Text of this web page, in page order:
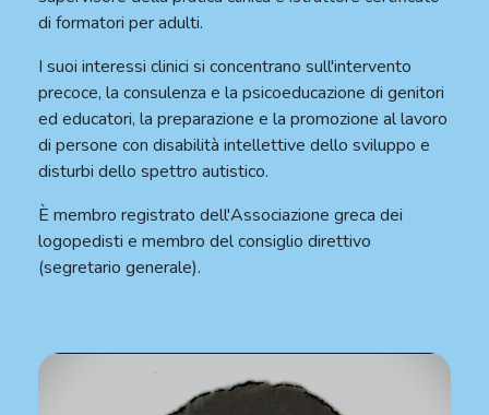
di formatori per adulti.
I suoi interessi clinici si concentrano sull'intervento
precoce, la consulenza e la psicoeducazione di genitori
ed educatori, la preparazione e la promozione al lavoro
di persone con disabilità intellettive dello sviluppo e
disturbi dello spettro autistico.
È membro registrato dell'Associazione greca dei
logopedisti e membro del consiglio direttivo
(segretario generale).